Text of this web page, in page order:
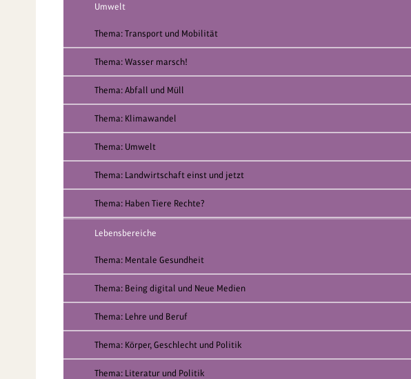
Umwelt
Thema: Transport und Mobilität
Thema: Wasser marsch!
Thema: Abfall und Müll
Thema: Klimawandel
Thema: Umwelt
Thema: Landwirtschaft einst und jetzt
Thema: Haben Tiere Rechte?
Lebensbereiche
Thema: Mentale Gesundheit
Thema: Being digital und Neue Medien
Thema: Lehre und Beruf
Thema: Körper, Geschlecht und Politik
Thema: Literatur und Politik